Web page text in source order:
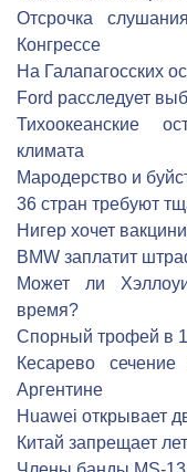
Отсрочка
Конгрессе
На Галапагосских
Ford расследует
Тихоокеанские
климата
Мародерство и
36 стран требуют
Нигер хочет
BMW заплатит
Может ли
время?
Спорный трофей в
Кесарево
Аргентине
Huawei открывает
Китай запрещает